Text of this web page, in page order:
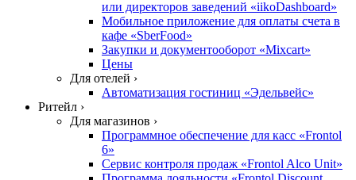
или директоров заведений «iikoDashboard»
Мобильное приложение для оплаты счета в
кафе «SberFood»
Закупки и документооборот «Mixcart»
Цены
Для отелей ›
Автоматизация гостиниц «Эдельвейс»
Ритейл ›
Для магазинов ›
Программное обеспечение для касс «Frontol
6»
Сервис контроля продаж «Frontol Alco Unit»